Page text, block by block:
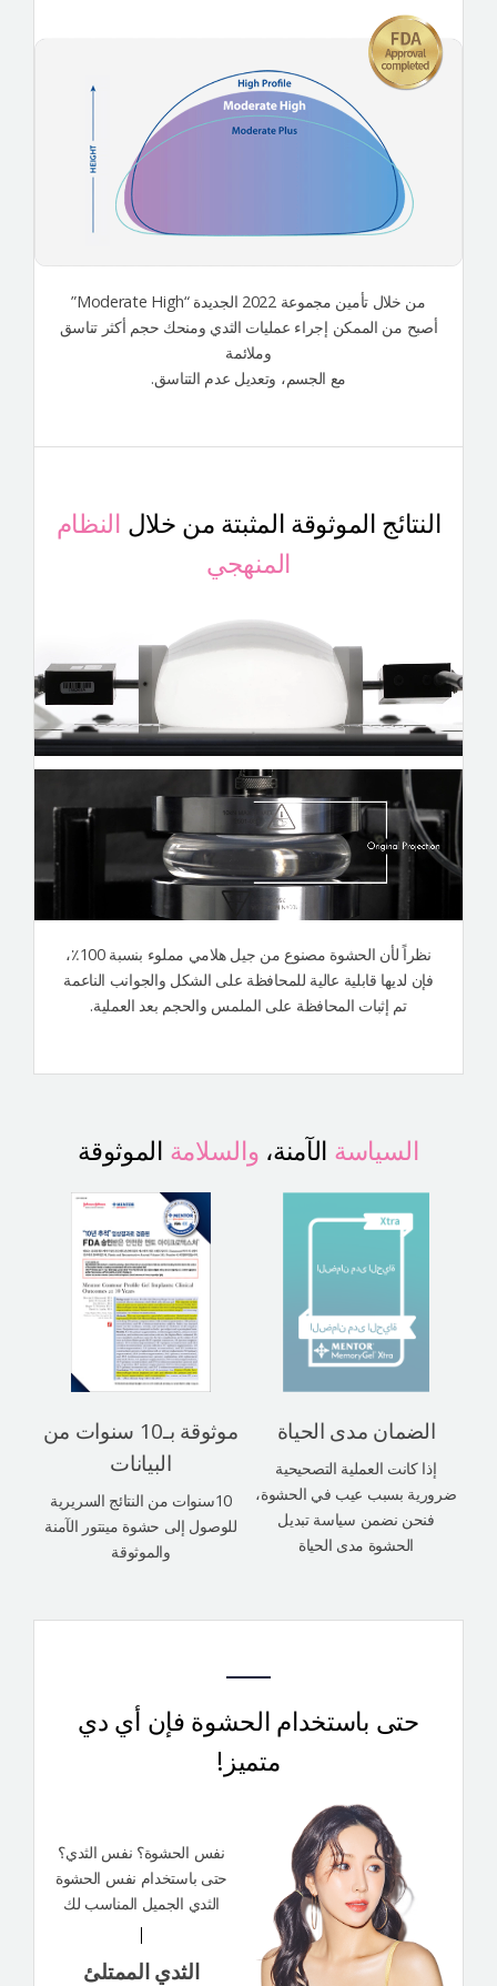
من خلال تأمين مجموعة 2022 الجديدة “Moderate High”
أصبح من الممكن إجراء عمليات الثدي ومنحك حجم أكثر تناسق
وملائمة
مع الجسم، وتعديل عدم التناسق.
النتائج الموثوقة المثبتة من خلال النظام
المنهجي
نظراً لأن الحشوة مصنوع من جيل هلامي مملوء بنسبة 100٪،
فإن لديها قابلية عالية للمحافظة على الشكل والجوانب الناعمة
تم إثبات المحافظة على الملمس والحجم بعد العملية.
السياسة الآمنة، والسلامة الموثوقة
الضمان مدى الحياة
إذا كانت العملية التصحيحية
ضرورية بسبب عيب في الحشوة،
فنحن نضمن سياسة تبديل
الحشوة مدى الحياة
موثوقة بـ10 سنوات من
البيانات
10سنوات من النتائج السريرية
للوصول إلى حشوة مينتور الآمنة
والموثوقة
حتى باستخدام الحشوة فإن أي دي
متميز!
نفس الحشوة؟ نفس الثدي؟
حتى باستخدام نفس الحشوة
الثدي الجميل المناسب لك
الثدي الممتلئ